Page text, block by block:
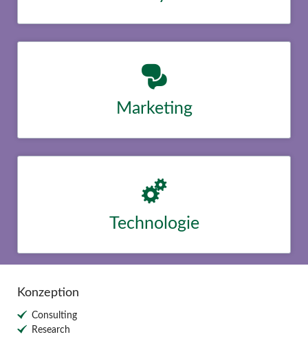
Lorem ipsum dolor sit amet, consectetur adipisicing elit, sed do
Duis aute irure dolor in reprehenderit in voluptate velit esse
Lorem ipsum dolor sit amet, consectetur adipisicing elit, sed do
Duis aute irure dolor in reprehenderit in voluptate velit esse
Konzeption
Consulting
Research